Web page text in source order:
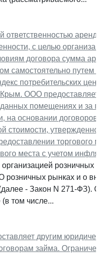
ответственностью
с целью
договора сумма
самостоятельно путем
потребительских
Крым. ООО
помещениях и за
на основании договоров
стоимости,
торгового
места с учетом
розничных
розничных рынках и о
- Закон N 271-ФЗ).
том числе...
другим
займа.